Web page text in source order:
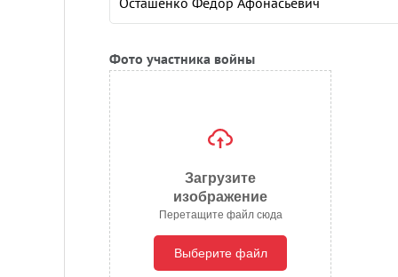
Фото участника войны
Загрузите
изображение
Перетащите файл сюда